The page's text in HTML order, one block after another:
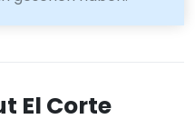
El Corte